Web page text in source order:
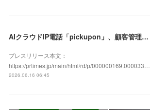
AIクラウドIP電話「pickupon」、顧客管理システム「Mazrica」上の顧客や案件の詳細情報へワンクリックで遷移できる新機能を追加
プレスリリース本文：
https://prtimes.jp/main/html/rd/p/000000169.000033…
2026.06.16 06:45